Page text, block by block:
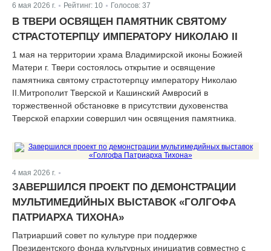
6 мая 2026 г. | Рейтинг: 10 Голосов: 37
В ТВЕРИ ОСВЯЩЕН ПАМЯТНИК СВЯТОМУ
СТРАСТОТЕРПЦУ ИМПЕРАТОРУ НИКОЛАЮ II
1 мая на территории храма Владимирской иконы Божией
Матери г. Твери состоялось открытие и освящение
памятника святому страстотерпцу императору Николаю
II.Митрополит Тверской и Кашинский Амвросий в
торжественной обстановке в присутствии духовенства
Тверской епархии совершил чин освящения памятника.
4 мая 2026 г.
ЗАВЕРШИЛСЯ ПРОЕКТ ПО ДЕМОНСТРАЦИИ
МУЛЬТИМЕДИЙНЫХ ВЫСТАВОК «ГОЛГОФА
ПАТРИАРХА ТИХОНА»
Патриарший совет по культуре при поддержке
Президентского фонда культурных инициатив совместно с